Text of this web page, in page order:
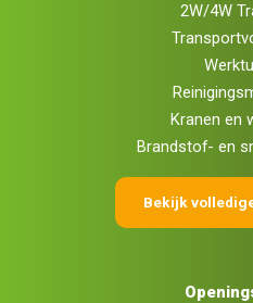
2W/4W
Kranen en
Brandstof- en
Bekijk